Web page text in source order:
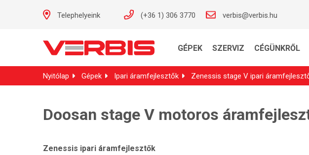
Telephelyeink (+36 1) 306 3770 verbis@verbis.hu
GÉPEK SZERVIZ CÉGÜNKRŐL
Nyitólap Gépek Ipari áramfejlesztők Zenessis stage V ipari
Doosan stage V motoros
Zenessis ipari áramfejlesztők